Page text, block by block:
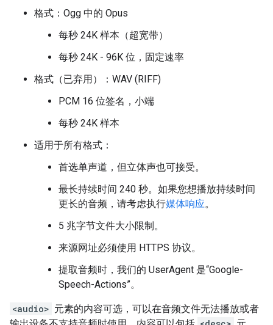
格式：Ogg 中的 Opus
每秒 24K 样本（超宽带）
每秒 24K - 96K 位，固定速率
格式（已弃用）：WAV (RIFF)
PCM 16 位签名，小端
每秒 24K 样本
适用于所有格式：
首选单声道，但立体声也可接受。
最长持续时间 240 秒。如果您想播放持续时间
更长的音频，请考虑执行媒体响应。
5 兆字节文件大小限制。
来源网址必须使用 HTTPS 协议。
提取音频时，我们的 UserAgent 是“Google-
Speech-Actions”。
<audio> 元素的内容可选，可以在音频文件无法播放或者